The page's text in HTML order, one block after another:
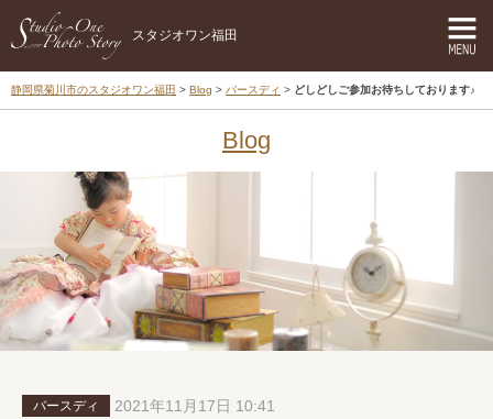
スタジオワン福田
静岡県菊川市のスタジオワン福田 Blog バースディ どしどしご参加お待ちしております♪
Blog
バースディ 2021年11月17日 10:41